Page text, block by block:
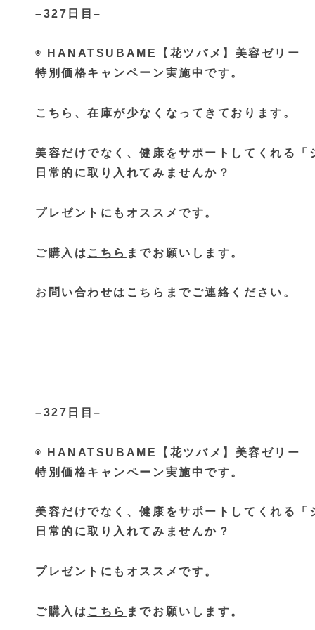
–327日目–
◉
HANATSUBAME【花ツバメ】美容ゼリー
特別価格キャンペーン実施中です。
こちら、在庫が少なくなってきております。
美容だけでなく、健康をサポートしてくれる「
日常的に取り入れてみませんか？
プレゼントにもオススメです。
ご購入は こちら までお願いします。
お問い合わせは こちらまでご連絡ください。
–327日目–
◉
HANATSUBAME【花ツバメ】美容ゼリー
特別価格キャンペーン実施中です。
美容だけでなく、健康をサポートしてくれる「
日常的に取り入れてみませんか？
プレゼントにもオススメです。
ご購入は こちら までお願いします。